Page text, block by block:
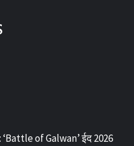
of Galwan’ ईद 2026